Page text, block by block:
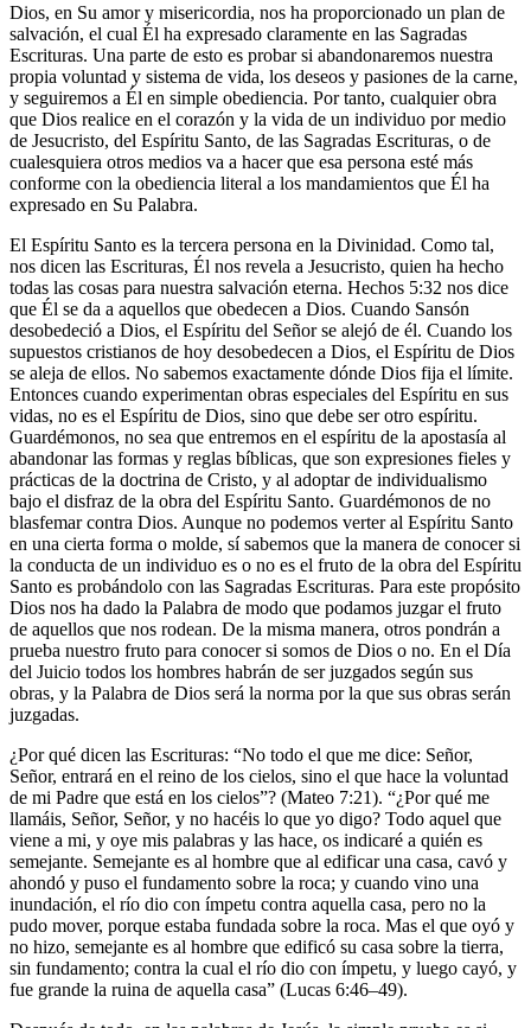
Dios, en Su amor y misericordia, nos ha proporcionado un plan de
salvación, el cual Él ha expresado claramente en las Sagradas
Escrituras. Una parte de esto es probar si abandonaremos nuestra
propia voluntad y sistema de vida, los deseos y pasiones de la carne,
y seguiremos a Él en simple obediencia. Por tanto, cualquier obra
que Dios realice en el corazón y la vida de un individuo por medio
de Jesucristo, del Espíritu Santo, de las Sagradas Escrituras, o de
cualesquiera otros medios va a hacer que esa persona esté más
conforme con la obediencia literal a los mandamientos que Él ha
expresado en Su Palabra.
El Espíritu Santo es la tercera persona en la Divinidad. Como tal,
nos dicen las Escrituras, Él nos revela a Jesucristo, quien ha hecho
todas las cosas para nuestra salvación eterna. Hechos 5:32 nos dice
que Él se da a aquellos que obedecen a Dios. Cuando Sansón
desobedeció a Dios, el Espíritu del Señor se alejó de él. Cuando los
supuestos cristianos de hoy desobedecen a Dios, el Espíritu de Dios
se aleja de ellos. No sabemos exactamente dónde Dios fija el límite.
Entonces cuando experimentan obras especiales del Espíritu en sus
vidas, no es el Espíritu de Dios, sino que debe ser otro espíritu.
Guardémonos, no sea que entremos en el espíritu de la apostasía al
abandonar las formas y reglas bíblicas, que son expresiones fieles y
prácticas de la doctrina de Cristo, y al adoptar de individualismo
bajo el disfraz de la obra del Espíritu Santo. Guardémonos de no
blasfemar contra Dios. Aunque no podemos verter al Espíritu Santo
en una cierta forma o molde, sí sabemos que la manera de conocer si
la conducta de un individuo es o no es el fruto de la obra del Espíritu
Santo es probándolo con las Sagradas Escrituras. Para este propósito
Dios nos ha dado la Palabra de modo que podamos juzgar el fruto
de aquellos que nos rodean. De la misma manera, otros pondrán a
prueba nuestro fruto para conocer si somos de Dios o no. En el Día
del Juicio todos los hombres habrán de ser juzgados según sus
obras, y la Palabra de Dios será la norma por la que sus obras serán
juzgadas.
¿Por qué dicen las Escrituras: “No todo el que me dice: Señor,
Señor, entrará en el reino de los cielos, sino el que hace la voluntad
de mi Padre que está en los cielos”? (Mateo 7:21). “¿Por qué me
llamáis, Señor, Señor, y no hacéis lo que yo digo? Todo aquel que
viene a mi, y oye mis palabras y las hace, os indicaré a quién es
semejante. Semejante es al hombre que al edificar una casa, cavó y
ahondó y puso el fundamento sobre la roca; y cuando vino una
inundación, el río dio con ímpetu contra aquella casa, pero no la
pudo mover, porque estaba fundada sobre la roca. Mas el que oyó y
no hizo, semejante es al hombre que edificó su casa sobre la tierra,
sin fundamento; contra la cual el río dio con ímpetu, y luego cayó, y
fue grande la ruina de aquella casa” (Lucas 6:46–49).